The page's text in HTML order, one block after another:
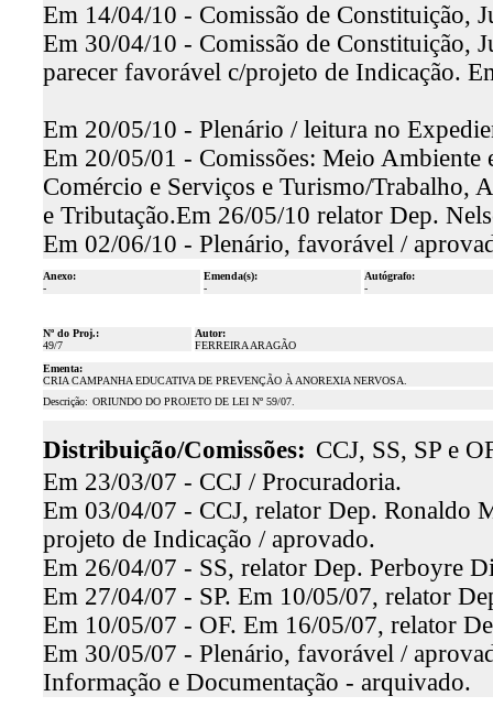
Em 14/04/10 - Comissão de Constituição,
Em 30/04/10 - Comissão de Constituição,
parecer favorável c/projeto de Indicação.
Em 20/05/10 - Plenário / leitura no
Em 20/05/01 - Comissões: Meio
Comércio e Serviços e Turismo/Trabalho,
e Tributação.Em 26/05/10 relator Dep.
Em 02/06/10 - Plenário, favorável /
Anexo:
-
Emenda(s):
-
Autógrafo:
-
Nº do Proj.:
49/7
Autor:
FERREIRA ARAGÃO
Ementa:
CRIA CAMPANHA EDUCATIVA DE PREVENÇÃO À ANOREXIA NERVOSA.
Descrição: ORIUNDO DO PROJETO DE LEI Nº 59/07.
Distribuição/Comissões: CCJ, SS, SP e
Em 23/03/07 - CCJ / Procuradoria.
Em 03/04/07 - CCJ, relator Dep. Ronaldo
projeto de Indicação / aprovado.
Em 26/04/07 - SS, relator Dep. Perboyre
Em 27/04/07 - SP. Em 10/05/07, relator
Em 10/05/07 - OF. Em 16/05/07, relator
Em 30/05/07 - Plenário, favorável /
Informação e Documentação - arquivado.